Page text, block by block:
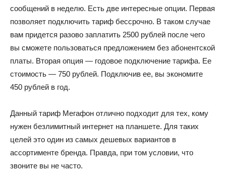
сообщений в неделю. Есть две интересные опции. Первая
позволяет подключить тариф бессрочно. В таком случае
вам придется разово заплатить 2500 рублей после чего
вы сможете пользоваться предложением без абонентской
платы. Вторая опция — годовое подключение тарифа. Ее
стоимость — 750 рублей. Подключив ее, вы экономите
450 рублей в год.
Данный тариф Мегафон отлично подходит для тех, кому
нужен безлимитный интернет на планшете. Для таких
целей это один из самых дешевых вариантов в
ассортименте бренда. Правда, при том условии, что
звоните вы не часто.